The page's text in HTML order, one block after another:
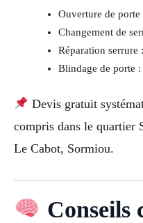
Ouverture de
Changement de
Réparation serrure
Blindage de porte
Devis gratuit
compris dans le quartier
Le Cabot, Sormiou.
Conseils